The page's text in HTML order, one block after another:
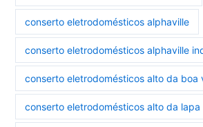
conserto eletrodomésticos alphaville
conserto eletrodomésticos alphaville
conserto eletrodomésticos alto da boa
conserto eletrodomésticos alto da lapa